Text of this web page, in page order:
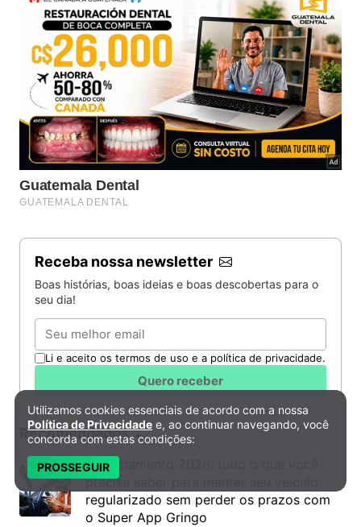
Receba nossa newsletter
Boas histórias, boas ideias e boas descobertas para o
seu dia!
Email
Li e aceito os termos de uso e a política de privacidade.
Quero receber
Recomendados
Licenciamento 2026: tudo o que você
precisa saber para manter seu veículo
regularizado sem perder os prazos com
o Super App Gringo
Política de Privacidade e Cookies
Utilizamos cookies essenciais de acordo com a nossa
Política de Privacidade e, ao continuar navegando, você
concorda com estas condições:
PROSSEGUIR